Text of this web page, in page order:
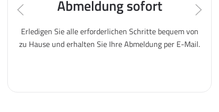
Abmeldung sofort
Erledigen Sie alle erforderlichen Schritte bequem von
zu Hause und erhalten Sie Ihre Abmeldung per E-Mail.